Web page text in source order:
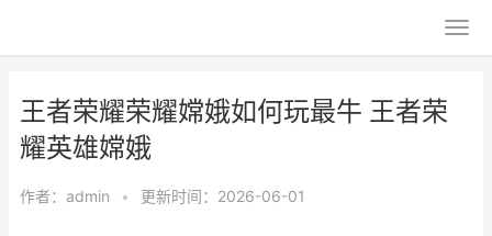
王者荣耀荣耀嫦娥如何玩最牛 王者荣
耀英雄嫦娥
作者： admin • 更新时间：2026-06-01